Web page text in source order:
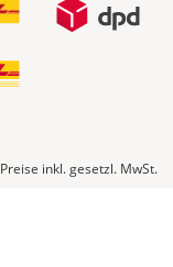
Preise inkl. gesetzl. MwSt.